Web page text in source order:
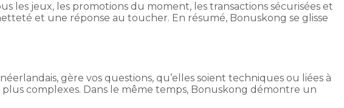
les jeux, les promotions du moment, les transactions sécurisées et
et une réponse au toucher. En résumé, Bonuskong se glisse
gère vos questions, qu’elles soient techniques ou liées à
complexes. Dans le même temps, Bonuskong démontre un